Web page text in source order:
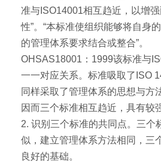
准与ISO14001相互趋近，以增
性”。“本标准使组织能够将自身
的管理体系要求结合或整合”。
OHSAS18001：1999该标准与
一一对应关系。标准吸取了ISO
同样采取了管理体系的思想与方
因而三个标准相互趋近，具有较
2. 识别三个标准的共同点。三个
似，建立管理体系方法相同，三
良好的基础。